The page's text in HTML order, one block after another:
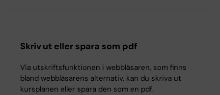
Skriv ut eller spara som pdf
Via utskriftsfunktionen i webbläsaren, som finns
bland webbläsarens alternativ, kan du skriva ut
kursplanen eller spara den som en pdf.